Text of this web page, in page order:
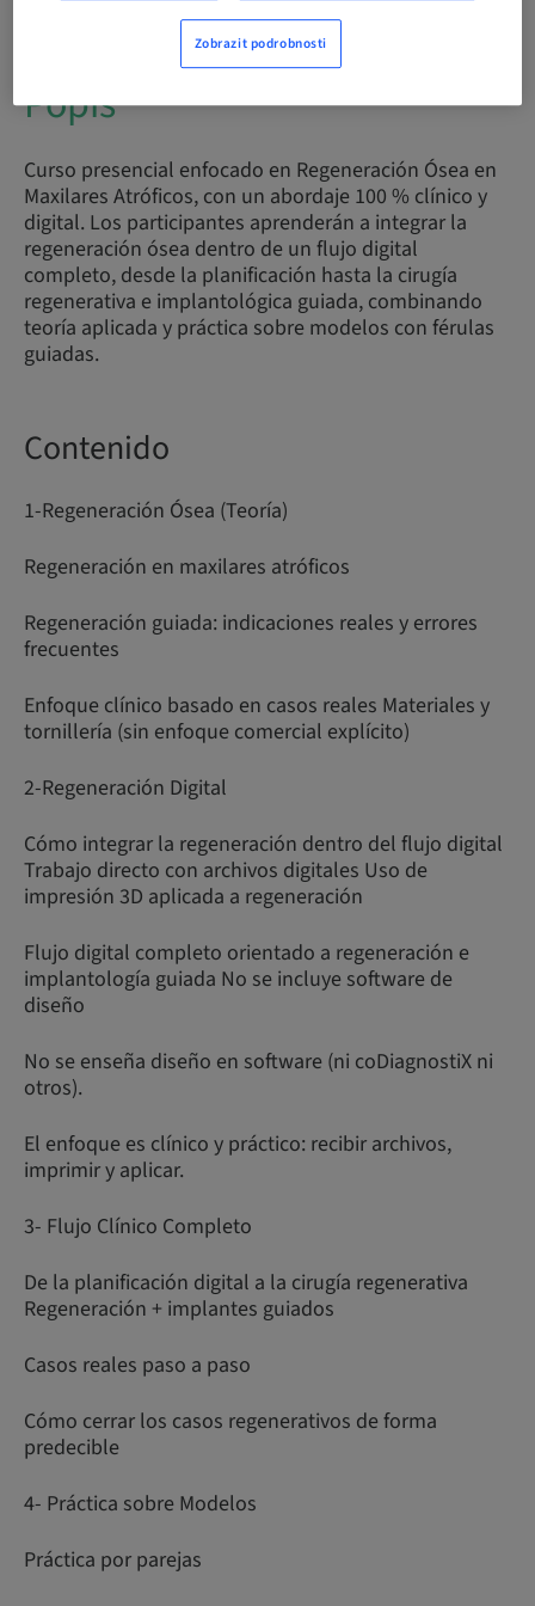
Popis
Curso presencial enfocado en Regeneración Ósea en
Maxilares Atróficos, con un abordaje 100 % clínico y
digital. Los participantes aprenderán a integrar la
regeneración ósea dentro de un flujo digital
completo, desde la planificación hasta la cirugía
regenerativa e implantológica guiada, combinando
teoría aplicada y práctica sobre modelos con férulas
guiadas.
Contenido
1-Regeneración Ósea (Teoría)
Regeneración en maxilares atróficos
Regeneración guiada: indicaciones reales y errores
frecuentes
Enfoque clínico basado en casos reales Materiales y
tornillería (sin enfoque comercial explícito)
2-Regeneración Digital
Cómo integrar la regeneración dentro del flujo digital
Trabajo directo con archivos digitales Uso de
impresión 3D aplicada a regeneración
Flujo digital completo orientado a regeneración e
implantología guiada No se incluye software de
diseño
No se enseña diseño en software (ni coDiagnostiX ni
otros).
El enfoque es clínico y práctico: recibir archivos,
imprimir y aplicar.
3- Flujo Clínico Completo
De la planificación digital a la cirugía regenerativa
Regeneración + implantes guiados
Casos reales paso a paso
Cómo cerrar los casos regenerativos de forma
predecible
4- Práctica sobre Modelos
Práctica por parejas
Zobrazit podrobnosti